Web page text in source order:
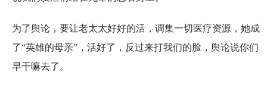
为了舆论，要让老太太好好的活，调集一切医疗资源，她成
了“英雄的母亲”，活好了，反过来打我们的脸，舆论说你们
早干嘛去了。